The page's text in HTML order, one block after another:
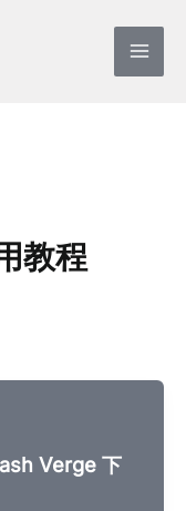
教程
Verge 下